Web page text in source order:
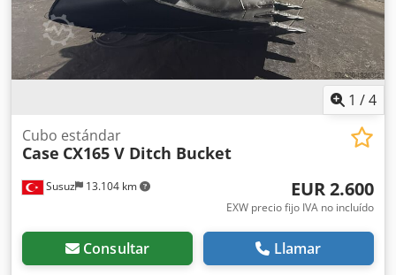
1 /4
Susuz 13.104 km
Cubo estándar
Case CX165 V Ditch Bucket
EUR 2.600
EXW precio fijo IVA no incluído
Consultar Llamar